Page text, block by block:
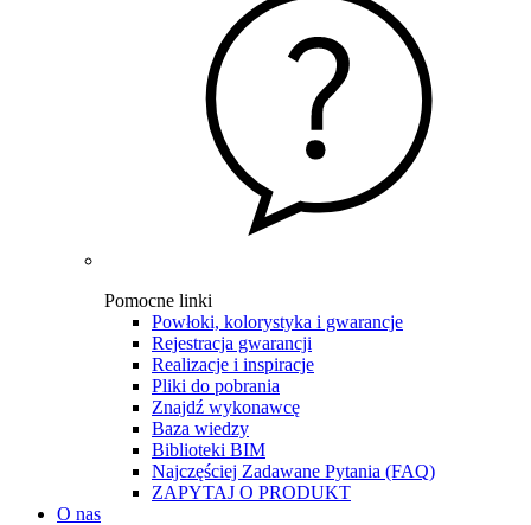
Pomocne linki
Powłoki, kolorystyka i gwarancje
Rejestracja gwarancji
Realizacje i inspiracje
Pliki do pobrania
Znajdź wykonawcę
Baza wiedzy
Biblioteki BIM
Najczęściej Zadawane Pytania (FAQ)
ZAPYTAJ O PRODUKT
O nas